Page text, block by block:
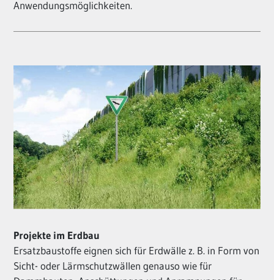
Anwendungsmöglichkeiten.
Projekte im Erdbau
Ersatzbaustoffe eignen sich für Erdwälle z. B. in Form von
Sicht- oder Lärmschutzwällen genauso wie für